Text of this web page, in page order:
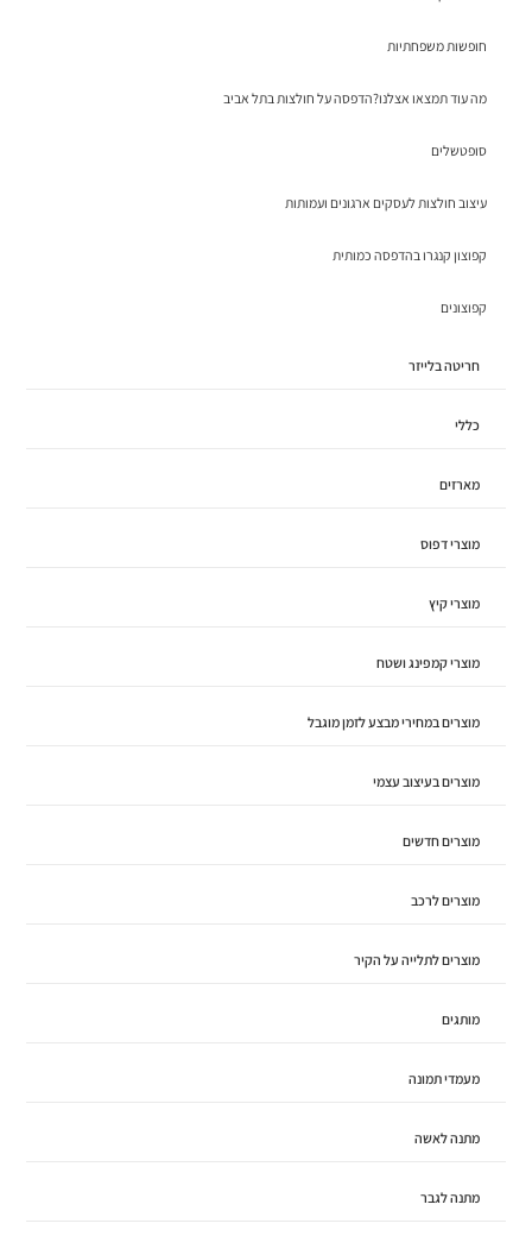
חופשות משפחתיות
מה עוד תמצאו אצלנו?הדפסה על חולצות בתל אביב
סופטשלים
עיצוב חולצות לעסקים ארגונים ועמותות
קפוצון קנגרו בהדפסה כמותית
קפוצונים
חריטה בלייזר
כללי
מארזים
מוצרי דפוס
מוצרי קיץ
מוצרי קמפינג ושטח
מוצרים במחירי מבצע לזמן מוגבל
מוצרים בעיצוב עצמי
מוצרים חדשים
מוצרים לרכב
מוצרים לתלייה על הקיר
מותגים
מעמדי תמונה
מתנה לאשה
מתנה לגבר